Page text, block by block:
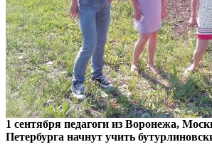
1 сентября педагоги из Воронежа,
Петербурга начнут учить